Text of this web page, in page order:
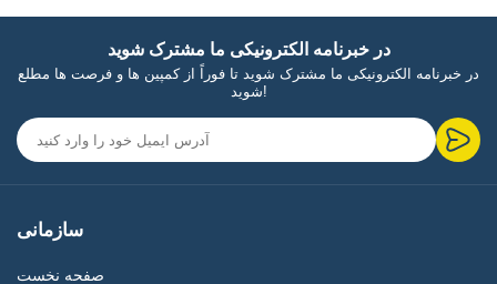
در خبرنامه الکترونیکی ما مشترک شوید
در خبرنامه الکترونیکی ما مشترک شوید تا فوراً از کمپین ها و فرصت ها مطلع
شوید!
سازمانی
صفحه نخست